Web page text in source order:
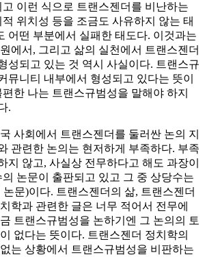
이런 식으로 트랜스젠더를 비난하는
위치성 등을 조금도 사유하지 않는 태
어떤 부분에서 실패한 태도다. 이것과는
에서, 그리고 삶의 실천에서 트랜스젠더
성되고 있는 것 역시 사실이다. 트랜스규
뮤니티 내부에서 형성되고 있다는 뜻이
한 나는 트랜스규범성을 말해야 하지
.
사회에서 트랜스젠더를 둘러싼 논의 지
관련한 논의는 현저하게 부족하다. 부족
지 않고, 사실상 전무하다고 해도 과장이
논문이 출판되고 있고 그 중 상당수는
문)이다. 트랜스젠더의 삶, 트랜스젠더
학과 관련한 글은 너무 적어서 전무에
트랜스규범성을 논하기엔 그 논의의 토
없다는 뜻이다. 트랜스젠더 정치학의
는 상황에서 트랜스규범성을 비판하는